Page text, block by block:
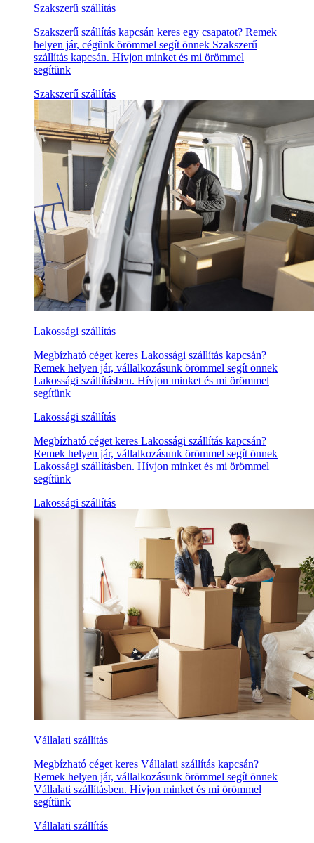
Szakszerű szállítás
Szakszerű szállítás kapcsán keres egy csapatot? Remek
helyen jár, cégünk örömmel segít önnek Szakszerű
szállítás kapcsán. Hívjon minket és mi örömmel
segítünk
Szakszerű szállítás
Lakossági szállítás
Megbízható céget keres Lakossági szállítás kapcsán?
Remek helyen jár, vállalkozásunk örömmel segít önnek
Lakossági szállításben. Hívjon minket és mi örömmel
segítünk
Lakossági szállítás
Megbízható céget keres Lakossági szállítás kapcsán?
Remek helyen jár, vállalkozásunk örömmel segít önnek
Lakossági szállításben. Hívjon minket és mi örömmel
segítünk
Lakossági szállítás
Vállalati szállítás
Megbízható céget keres Vállalati szállítás kapcsán?
Remek helyen jár, vállalkozásunk örömmel segít önnek
Vállalati szállításben. Hívjon minket és mi örömmel
segítünk
Vállalati szállítás